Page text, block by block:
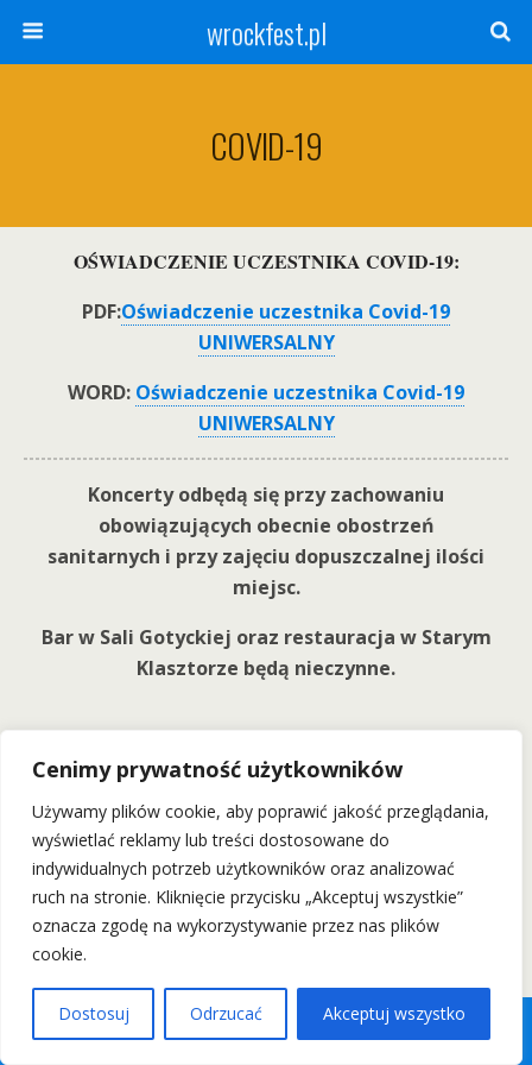
Cenimy prywatność użytkowników
Używamy plików cookie, aby poprawić jakość przeglądania,
wyświetlać reklamy lub treści dostosowane do
indywidualnych potrzeb użytkowników oraz analizować
ruch na stronie. Kliknięcie przycisku „Akceptuj wszystkie”
oznacza zgodę na wykorzystywanie przez nas plików
cookie.
Dostosuj Odrzucać Akceptuj wszystko
wrockfest.pl
COVID-19
OŚWIADCZENIE UCZESTNIKA COVID-19:
PDF:Oświadczenie uczestnika Covid-19
UNIWERSALNY
WORD: Oświadczenie uczestnika Covid-19
UNIWERSALNY
Koncerty odbędą się przy zachowaniu
obowiązujących obecnie obostrzeń
sanitarnych i przy zajęciu dopuszczalnej ilości
miejsc.
Bar w Sali Gotyckiej oraz restauracja w Starym
Klasztorze będą nieczynne.
Back to top
Mobile Desktop